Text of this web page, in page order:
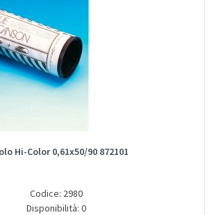
Hi-Color 0,61x50/90 872101
Codice: 2980
Disponibilità: 0